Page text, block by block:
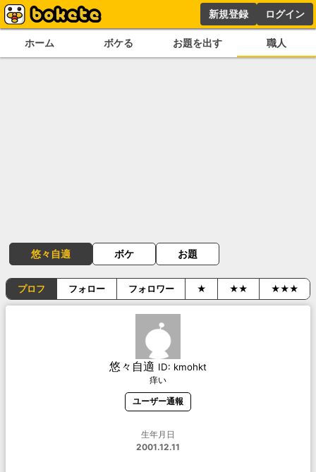
新規登録 ログイン
ホーム ボケる お題を出す 職人
悠々自適 ボケ お題
プロフ フォロー フォロワー ★ ★★ ★★★
悠々自適 ID: kmohkt
痒い
ユーザー通報
生年月日
2001.12.11